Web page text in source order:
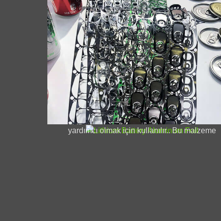
Lityum Pil Alüminyum Folyo
Lityum pil alüminyum folyo, üstün performans
ve daha uzun hizmet ömrü sağlama yeteneği
nedeniyle pil endüstrisinde giderek daha
popüler hale geliyor.. Folyo, hücreleri sarmak
ve ısı dağılımına ve elektrik yalıtımına
yardımcı olmak için kullanılır.. Bu malzeme